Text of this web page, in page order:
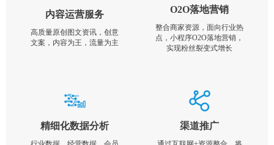
内容运营服务
高质量原创图文资讯，创意
文案，内容为王，流量为主
O2O落地营销
整合商家资源，面向行业热
点，小程序O2O落地营销，
实现粉丝裂变式增长
精细化数据分析 渠道推广